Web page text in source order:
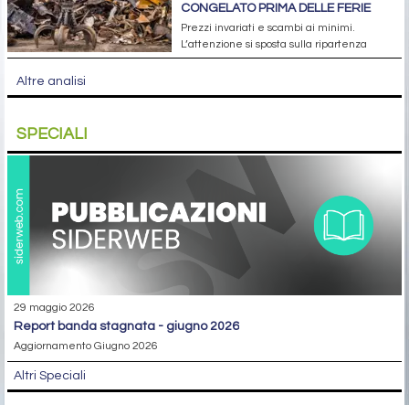
CONGELATO PRIMA DELLE FERIE
Prezzi invariati e scambi ai minimi.
L’attenzione si sposta sulla ripartenza
Altre analisi
SPECIALI
29 maggio 2026
report banda stagnata - giugno 2026
Aggiornamento Giugno 2026
Altri Speciali